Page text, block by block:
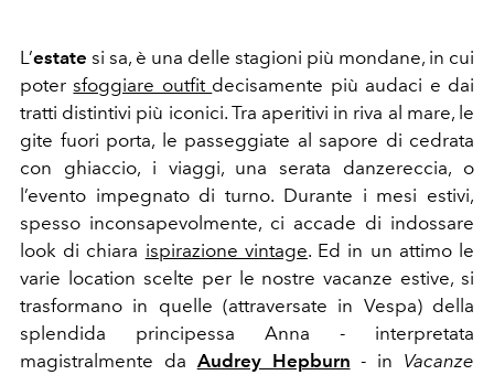
L’estate si sa, è una delle stagioni più mondane, in cui
potersfoggiare outfit decisamente più audaci e dai
tratti distintivi più iconici. Tra aperitivi in riva al mare, le
gite fuori porta, le passeggiate al sapore di cedrata
con ghiaccio, i viaggi, una serata danzereccia, o
l’evento impegnato di turno. Durante i mesi estivi,
spesso inconsapevolmente, ci accade di indossare
look di chiara ispirazione vintage. Ed in un attimo le
varie location scelte per le nostre vacanze estive, si
trasformano in quelle (attraversate in Vespa) della
splendida principessa Anna - interpretata
magistralmente da Audrey Hepburn - in Vacanze